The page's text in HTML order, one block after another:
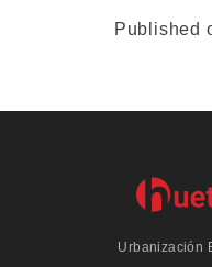
Published
Urbanización